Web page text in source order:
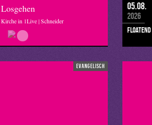
Losgehen
Kirche in 1Live | Schneider
05.08.
2026
floatend
evangelisch